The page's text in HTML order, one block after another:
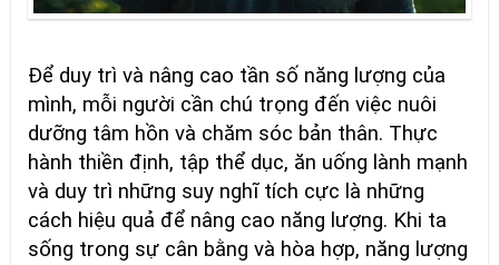
Để duy trì và nâng cao tần số năng lượng của
mình, mỗi người cần chú trọng đến việc nuôi
dưỡng tâm hồn và chăm sóc bản thân. Thực
hành thiền định, tập thể dục, ăn uống lành mạnh
và duy trì những suy nghĩ tích cực là những
cách hiệu quả để nâng cao năng lượng. Khi ta
sống trong sự cân bằng và hòa hợp, năng lượng